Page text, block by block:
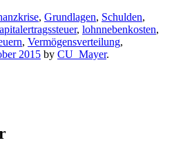
, Grundlagen, Schulden,
, lohnnebenkosten,
, Vermögensverteilung,
2015 by CU_Mayer.